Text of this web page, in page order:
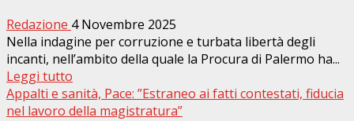
Redazione 4 Novembre 2025
Nella indagine per corruzione e turbata libertà degli
incanti, nell’ambito della quale la Procura di Palermo ha...
Leggi tutto
Appalti e sanità, Pace: ”Estraneo ai fatti contestati, fiducia
nel lavoro della magistratura”